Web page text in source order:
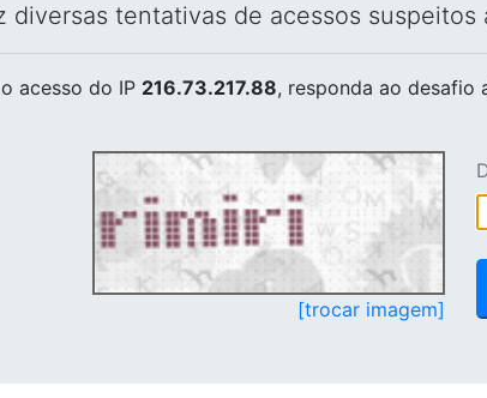
diversas tentativas de acessos
acesso do IP 216.73.217.88, responda ao desafio
[trocar imagem]